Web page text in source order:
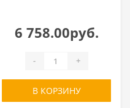
6 758.00руб.
- +
В КОРЗИНУ